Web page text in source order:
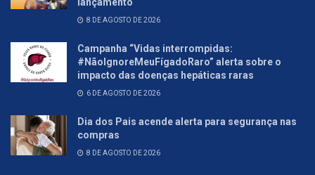
lançamento
8 DE AGOSTO DE 2026
Campanha “Vidas interrompidas:
#NãoIgnoreMeuFígadoRaro” alerta sobre o
impacto das doenças hepáticas raras
6 DE AGOSTO DE 2026
Dia dos Pais acende alerta para segurança nas
compras
8 DE AGOSTO DE 2026